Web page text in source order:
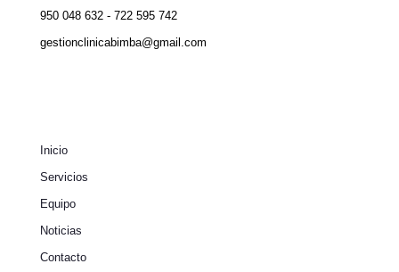
950 048 632 - 722 595 742
gestionclinicabimba@gmail.com
Inicio
Servicios
Equipo
Noticias
Contacto